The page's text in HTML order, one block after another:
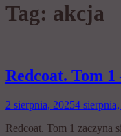
Tag: akcja
Redcoat. Tom
2 sierpnia, 20254
Redcoat. Tom 1 zaczyna